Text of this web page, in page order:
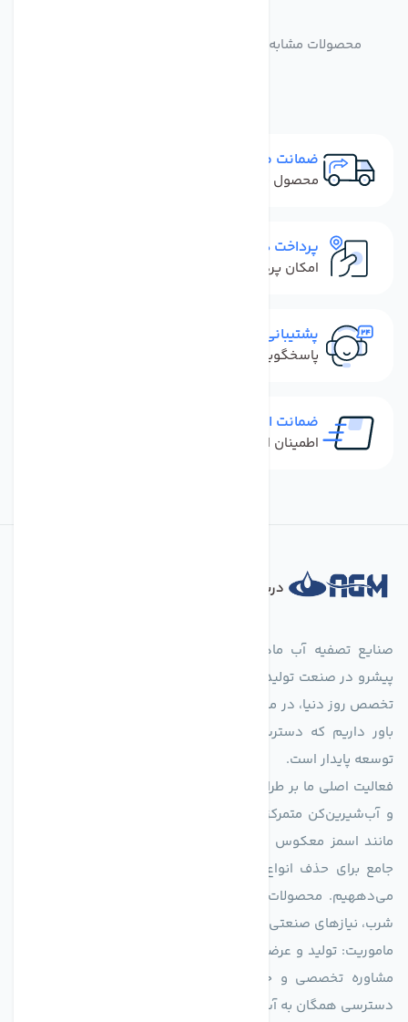
محصولات مشابه فیلتر ممبران تصفیه آب زیر سینک مدل
ضمانت مرجوعی
محصول نباید آسیب دیده باشد
پرداخت در محل
امکان پرداخت کل فاکتور در محل
پشتیبانی سریع
پاسخگویی سریع به تماس‌ها و پیام‌ها
ضمانت اصل بودن کالا
اطمینان از خرید کالای اورجینال
درباره فروشگاه
پیشرو در صنعت تولید تجهیزات تصفیه آب، با تکیه بر دانش فنی و
تخصص روز دنیا، در مسیر تأمین آب سالم و پایدار گام برمی‌دارد. ما
باور داریم که دسترسی به آب پاک، یک حق اساسی و زیربنای
توسعه پایدار است.
فعالیت اصلی ما بر طراحی و تولید سیستم‌های پیشرفته تصفیه آب
و آب‌شیرین‌کن متمرکز است. ما با بهره‌گیری از فناوری‌های نوین
جامع برای حذف انواع آلاینده‌ها، املاح و نمک از منابع آبی ارائه
می‌دههیم. محصولات ما برای مصارف متنوعی از جمله تأمین آب
شرب، نیازهای صنعتی و کشاورزی طراحی و بهینه‌سازی شده‌اند.
ماموریت: تولید و عرضه محصولاتی با بالاترین استاندارد کیفی، ارائه
مشاوره تخصصی و خدمات پس از فروش مطمئن برای تضمین
دسترسی همگان به آب پاک و سالم.